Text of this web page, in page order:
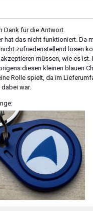
Dank für die Antwort.
hat das nicht funktioniert. Da
zufriedenstellend lösen
müssen, wie es ist.
diesen kleinen blauen
Rolle spielt, da im
dabei war.